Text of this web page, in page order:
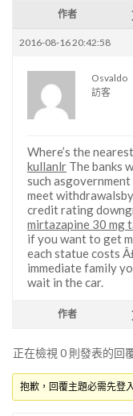
作者
2016-08-16 20:42:58
Osvaldo
訪客
Where’s the
kullanlr The banks
such
meet
credit rating
mirtazapine 30 mg
if you want to get
each statue costs
immediate family
wait in the car.
作者
正在檢視 0 則發表的回
抱歉，回覆主題必需先登